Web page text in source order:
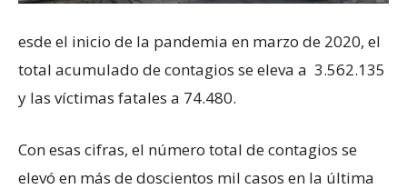
esde el inicio de la pandemia en marzo de 2020, el
total acumulado de contagios se eleva a 3.562.135
y las víctimas fatales a 74.480.
Con esas cifras, el número total de contagios se
elevó en más de doscientos mil casos en la última